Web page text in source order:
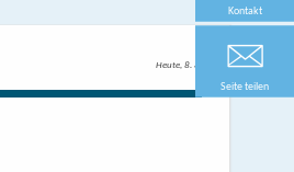
Heute, 8. 8.
Kontakt
Seite teilen